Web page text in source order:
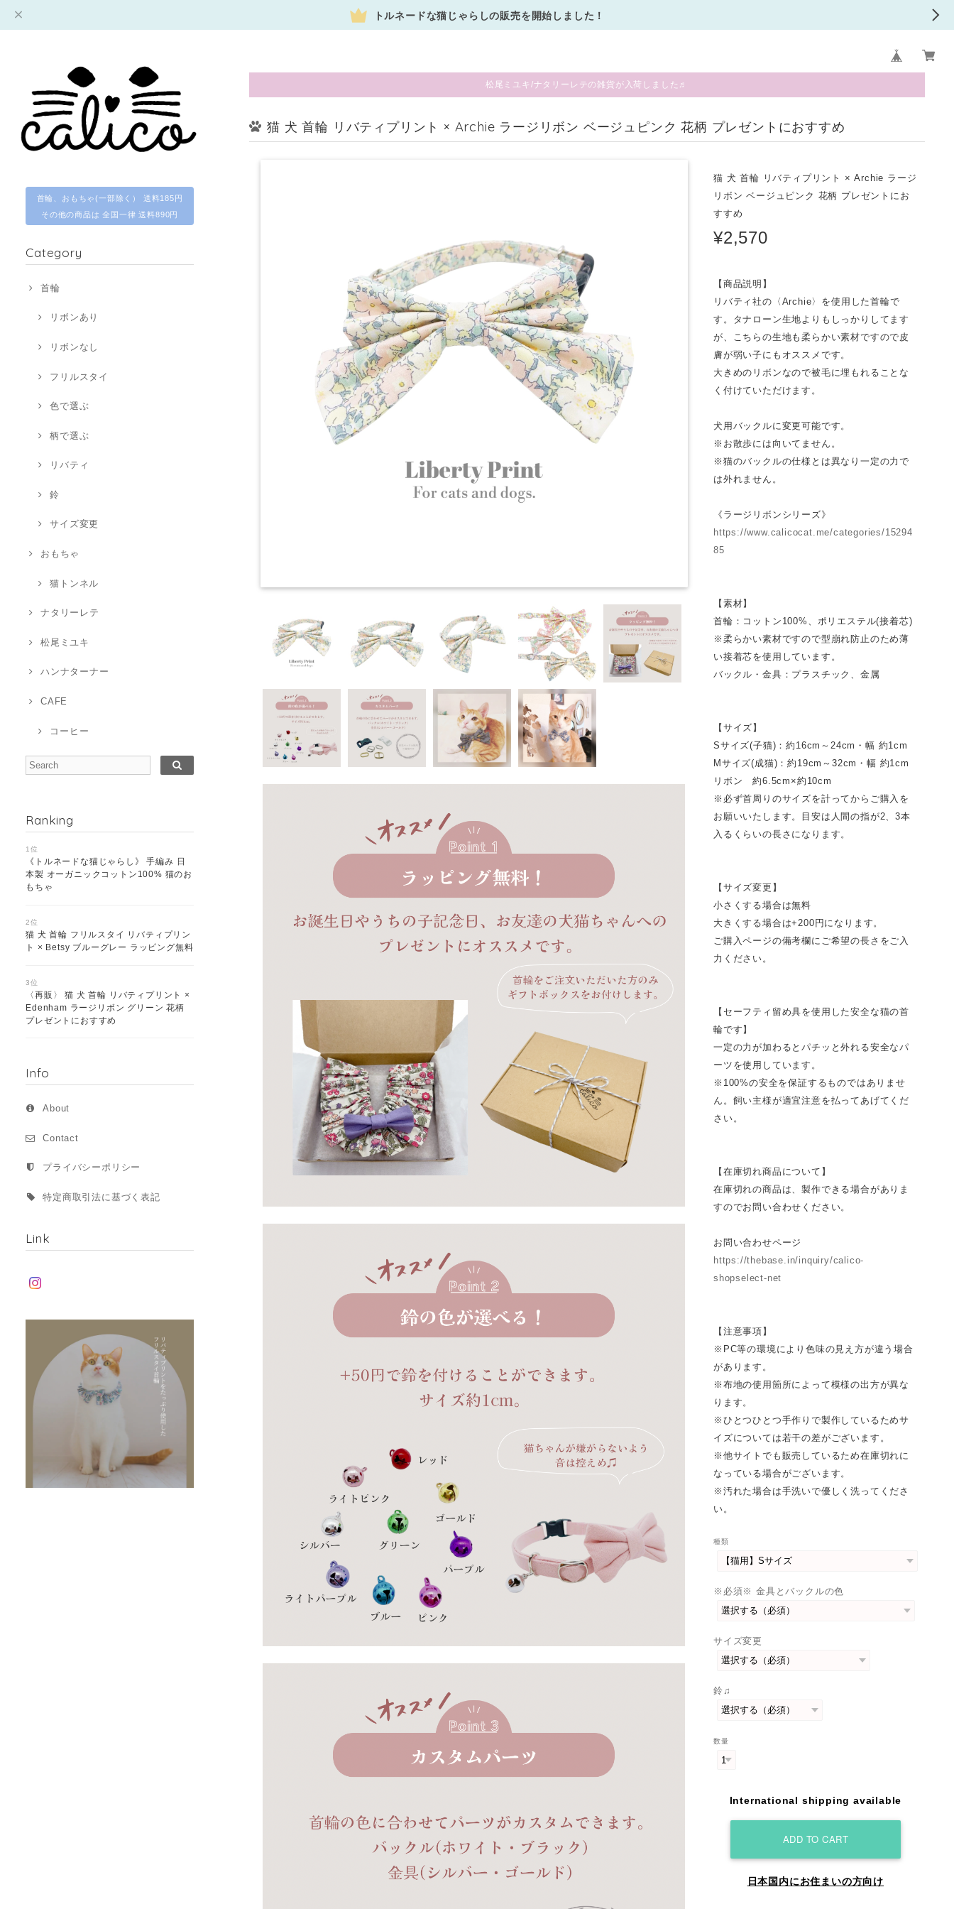
トルネードな猫じゃらしの販売を開始しました！
首輪、おもちゃ(一部除く） 送料185円
その他の商品は 全国一律 送料890円
Category
首輪
リボンあり
リボンなし
フリルスタイ
色で選ぶ
柄で選ぶ
リバティ
鈴
サイズ変更
おもちゃ
猫トンネル
ナタリーレテ
松尾ミユキ
ハンナターナー
CAFE
コーヒー
Ranking
1位
《トルネードな猫じゃらし》 手編み 日
本製 オーガニックコットン100% 猫のお
もちゃ
2位
猫 犬 首輪 フリルスタイ リバティプリン
ト × Betsy ブルーグレー ラッピング無料
3位
〈再販〉 猫 犬 首輪 リバティプリント ×
Edenham ラージリボン グリーン 花柄
プレゼントにおすすめ
Info
About
Contact
プライバシーポリシー
特定商取引法に基づく表記
Link
松尾ミユキ/ナタリーレテの雑貨が入荷しました♬
猫 犬 首輪 リバティプリント × Archie ラージリボン ベージュピンク 花柄 プレゼントにおすすめ
猫 犬 首輪 リバティプリント × Archie ラージ
リボン ベージュピンク 花柄 プレゼントにお
すすめ
¥2,570
【商品説明】
リバティ社の〈Archie〉を使用した首輪で
す。タナローン生地よりもしっかりしてます
が、こちらの生地も柔らかい素材ですので皮
膚が弱い子にもオススメです。
大きめのリボンなので被毛に埋もれることな
く付けていただけます。
犬用バックルに変更可能です。
※お散歩には向いてません。
※猫のバックルの仕様とは異なり一定の力で
は外れません。
《ラージリボンシリーズ》
https://www.calicocat.me/categories/15294
85
【素材】
首輪：コットン100%、ポリエステル(接着芯)
※柔らかい素材ですので型崩れ防止のため薄
い接着芯を使用しています。
バックル・金具：プラスチック、金属
【サイズ】
Sサイズ(子猫)：約16cm～24cm・幅 約1cm
Mサイズ(成猫)：約19cm～32cm・幅 約1cm
リボン 約6.5cm×約10cm
※必ず首周りのサイズを計ってからご購入を
お願いいたします。目安は人間の指が2、3本
入るくらいの長さになります。
【サイズ変更】
小さくする場合は無料
大きくする場合は+200円になります。
ご購入ページの備考欄にご希望の長さをご入
力ください。
【セーフティ留め具を使用した安全な猫の首
輪です】
一定の力が加わるとパチッと外れる安全なパ
ーツを使用しています。
※100%の安全を保証するものではありませ
ん。飼い主様が適宜注意を払ってあげてくだ
さい。
【在庫切れ商品について】
在庫切れの商品は、製作できる場合がありま
すのでお問い合わせください。
お問い合わせページ
https://thebase.in/inquiry/calico-
shopselect-net
【注意事項】
※PC等の環境により色味の見え方が違う場合
があります。
※布地の使用箇所によって模様の出方が異な
ります。
※ひとつひとつ手作りで製作しているためサ
イズについては若干の差がございます。
※他サイトでも販売しているため在庫切れに
なっている場合がございます。
※汚れた場合は手洗いで優しく洗ってくださ
い。
種類
※必須※ 金具とバックルの色
サイズ変更
鈴♫
数量
International shipping available
ADD TO CART
日本国内にお住まいの方向け